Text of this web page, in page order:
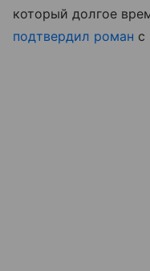
который долгое
подтвердил роман с